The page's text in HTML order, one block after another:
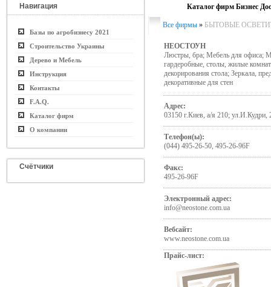
Навигация
Базы по агробизнесу 2021
Строительство Украины
Дерево и Мебель
Инструкция
Контакты
F.A.Q.
Каталог фирм
О компании
Счётчики
Каталог фирм Бизнес
Все фирмы » БЫТОВЫЕ
НЕОСТОУН
Люстры, бра; Мебель для офиса;
гардеробные, столы, жилые
декорирования стола; Зеркала,
декоративные для стен
Адрес:
03150 г.Киев, а/я 210; ул.И.Кудри,
Телефон(ы):
(044) 495-26-50, 495-26-96F
Факс:
495-26-96F
Электронный адрес:
info@neostone.com.ua
Вебсайт:
www.neostone.com.ua
Прайс-лист: